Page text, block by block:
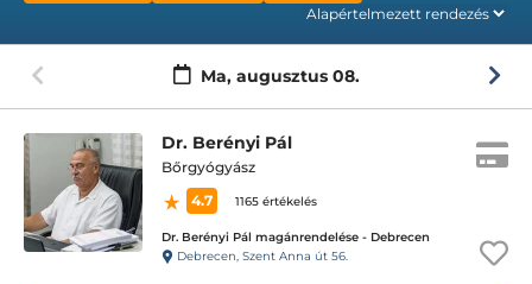
Ma, augusztus 08.
Dr. Berényi Pál
Bőrgyógyász
4.7
1165 értékelés
Dr. Berényi Pál magánrendelése - Debrecen
Debrecen, Szent Anna út 56.